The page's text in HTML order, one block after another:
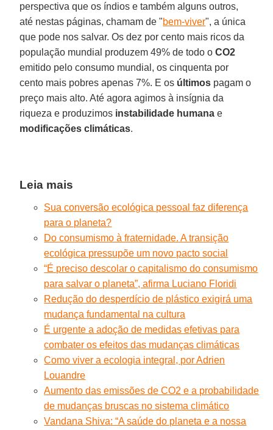
perspectiva que os índios e também alguns outros,
até nestas páginas, chamam de "bem-viver", a única
que pode nos salvar. Os dez por cento mais ricos da
população mundial produzem 49% de todo oCO2
emitido pelo consumo mundial, os cinquenta por
cento mais pobres apenas 7%. E os últimos pagam o
preço mais alto. Até agora agimos à insígnia da
riqueza e produzimos instabilidade humana e
modificações climáticas.
Leia mais
Sua conversão ecológica pessoal faz diferença
para o planeta?
Do consumismo à fraternidade. A transição
ecológica pressupõe um novo pacto social
“É preciso descolar o capitalismo do consumismo
para salvar o planeta”, afirma Luciano Floridi
Redução do desperdício de plástico exigirá uma
mudança fundamental na cultura
É urgente a adoção de medidas efetivas para
combater os efeitos das mudanças climáticas
Como viver a ecologia integral, por Adrien
Louandre
Aumento das emissões de CO2 e a probabilidade
de mudanças bruscas no sistema climático
Vandana Shiva: “A saúde do planeta e a nossa